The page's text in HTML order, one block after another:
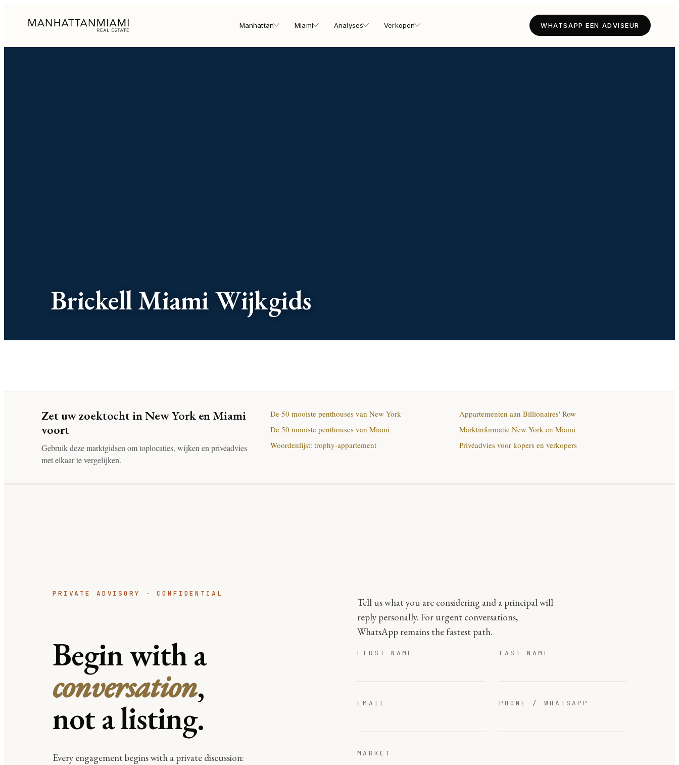
Manhattan Miami Analyses Verkopen WHATSAPP EEN ADVISEUR
Brickell Miami Wijkgids
Zet uw zoektocht in New York en Miami
voort
Gebruik deze marktgidsen om toplocaties, wijken en privéadvies
met elkaar te vergelijken.
De 50 mooiste penthouses van New York
Appartementen aan Billionaires' Row
De 50 mooiste penthouses van Miami
Marktinformatie New York en Miami
Woordenlijst: trophy-appartement
Privéadvies voor kopers en verkopers
PRIVATE ADVISORY · CONFIDENTIAL
Begin with a
conversation,
not a listing.
Every engagement begins with a private discussion:
Tell us what you are considering and a principal will
reply personally. For urgent conversations,
WhatsApp remains the fastest path.
FIRST NAME LAST NAME
EMAIL PHONE / WHATSAPP
MARKET